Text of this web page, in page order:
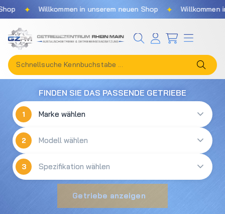
Zum Hauptinhalt springen
Willkommen in unserem neuen Shop Willkommen
FINDEN SIE DAS PASSENDE GETRIEBE
1
2
3
Getriebe anzeigen